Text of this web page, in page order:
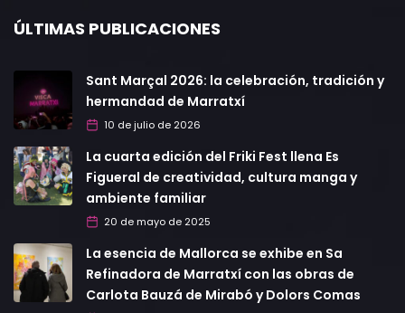
ÚLTIMAS PUBLICACIONES
Sant Marçal 2026: la celebración, tradición y
hermandad de Marratxí
10 de julio de 2026
La cuarta edición del Friki Fest llena Es
Figueral de creatividad, cultura manga y
ambiente familiar
20 de mayo de 2025
La esencia de Mallorca se exhibe en Sa
Refinadora de Marratxí con las obras de
Carlota Bauzá de Mirabó y Dolors Comas